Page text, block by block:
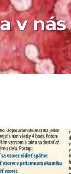
v nás